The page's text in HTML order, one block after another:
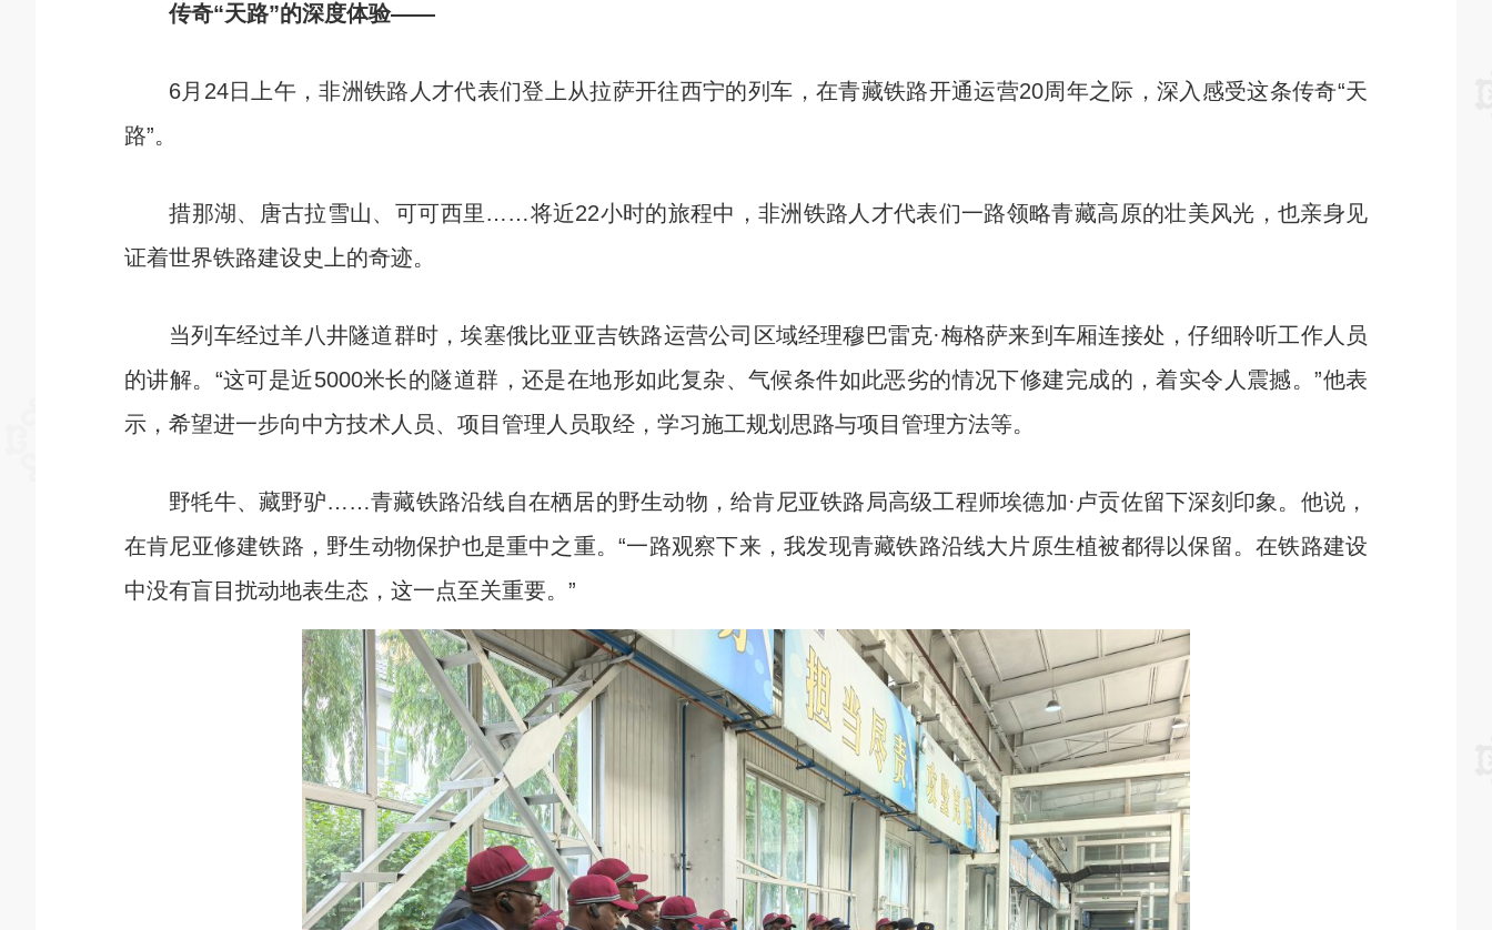
传奇“天路”的深度体验——
6月24日上午，非洲铁路人才代表们登上从拉萨开往西宁的列车，在青藏铁路开通运营20周年之际，深入感受这条传奇“天
路”。
措那湖、唐古拉雪山、可可西里……将近22小时的旅程中，非洲铁路人才代表们一路领略青藏高原的壮美风光，也亲身见
证着世界铁路建设史上的奇迹。
当列车经过羊八井隧道群时，埃塞俄比亚亚吉铁路运营公司区域经理穆巴雷克·梅格萨来到车厢连接处，仔细聆听工作人员
的讲解。“这可是近5000米长的隧道群，还是在地形如此复杂、气候条件如此恶劣的情况下修建完成的，着实令人震撼。”他表
示，希望进一步向中方技术人员、项目管理人员取经，学习施工规划思路与项目管理方法等。
野牦牛、藏野驴……青藏铁路沿线自在栖居的野生动物，给肯尼亚铁路局高级工程师埃德加·卢贡佐留下深刻印象。他说，
在肯尼亚修建铁路，野生动物保护也是重中之重。“一路观察下来，我发现青藏铁路沿线大片原生植被都得以保留。在铁路建设
中没有盲目扰动地表生态，这一点至关重要。”